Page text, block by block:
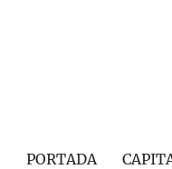
PORTADA